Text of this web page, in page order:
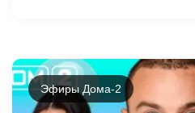
Эфиры Дома-2